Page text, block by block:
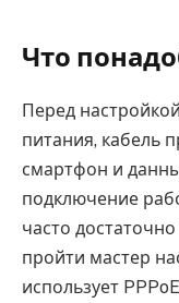
Что
Перед
питания, кабель
смартфон и
подключение
часто
пройти мастер
использует